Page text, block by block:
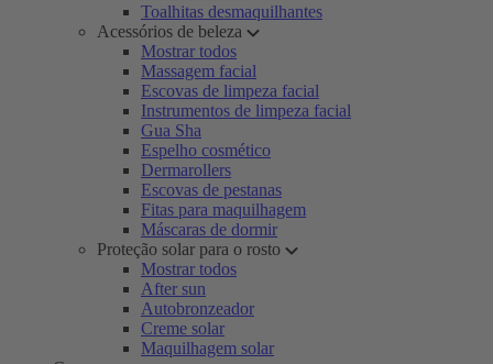
Toalhitas desmaquilhantes
Acessórios de beleza
Mostrar todos
Massagem facial
Escovas de limpeza facial
Instrumentos de limpeza facial
Gua Sha
Espelho cosmético
Dermarollers
Escovas de pestanas
Fitas para maquilhagem
Máscaras de dormir
Proteção solar para o rosto
Mostrar todos
After sun
Autobronzeador
Creme solar
Maquilhagem solar